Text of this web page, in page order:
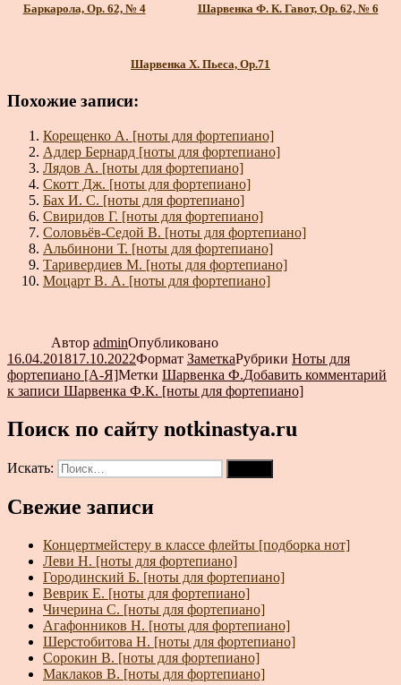
Баркарола, Ор. 62, № 4 Шарвенка Ф. К. Гавот, Ор. 62, № 6
Шарвенка Х. Пьеса, Ор.71
Похожие записи:
Корещенко А. [ноты для фортепиано]
Адлер Бернард [ноты для фортепиано]
Лядов А. [ноты для фортепиано]
Скотт Дж. [ноты для фортепиано]
Бах И. С. [ноты для фортепиано]
Свиридов Г. [ноты для фортепиано]
Соловьёв-Седой В. [ноты для фортепиано]
Альбинони Т. [ноты для фортепиано]
Таривердиев М. [ноты для фортепиано]
Моцарт В. А. [ноты для фортепиано]
Автор adminОпубликовано
16.04.201817.10.2022Формат ЗаметкаРубрики Ноты для
фортепиано [А-Я]Метки Шарвенка Ф.Добавить комментарий
к записи Шарвенка Ф.К. [ноты для фортепиано]
Поиск по сайту notkinastya.ru
Искать:
Свежие записи
Концертмейстеру в классе флейты [подборка нот]
Леви Н. [ноты для фортепиано]
Городинский Б. [ноты для фортепиано]
Веврик Е. [ноты для фортепиано]
Чичерина С. [ноты для фортепиано]
Агафонников Н. [ноты для фортепиано]
Шерстобитова Н. [ноты для фортепиано]
Сорокин В. [ноты для фортепиано]
Маклаков В. [ноты для фортепиано]